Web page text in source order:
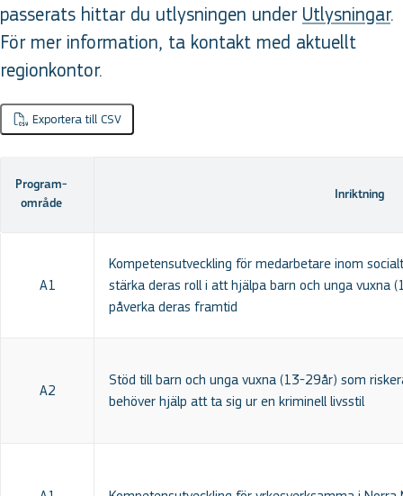
passerats hittar du utlysningen under Utlysningar.
För mer information, ta kontakt med aktuellt
regionkontor.
Exportera till CSV
Program­
område
Inriktning
A1
Kompetensutveckling för medarbetare inom
stärka deras roll i att hjälpa barn och unga vuxna
påverka deras framtid
A2
Stöd till barn och unga vuxna (13-29år) som
behöver hjälp att ta sig ur en kriminell livsstil